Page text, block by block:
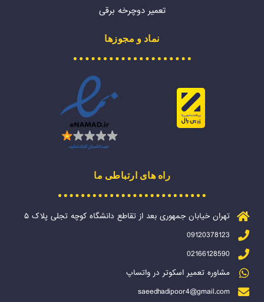
تعمیر دوچرخه برقی
نماد و مجوزها
راه های ارتباطی ما
تهران خیابان جمهوری بعد از تقاطع دانشگاه کوچه تجلی پلاک ۵
09120378123
02166128590
مشاوره تعمیر اسکوتر در واتساپ
saeedhadipoor4@gmail.com